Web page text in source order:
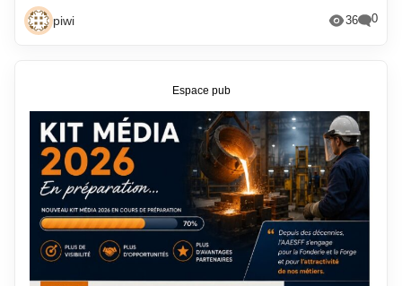
piwi 36 0
Espace pub